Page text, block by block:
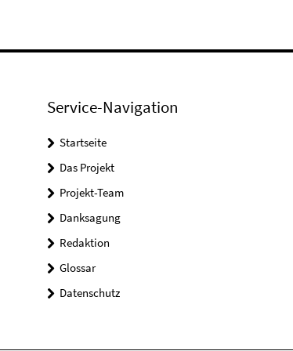
Service-Navigation
Startseite
Das Projekt
Projekt-Team
Danksagung
Redaktion
Glossar
Datenschutz